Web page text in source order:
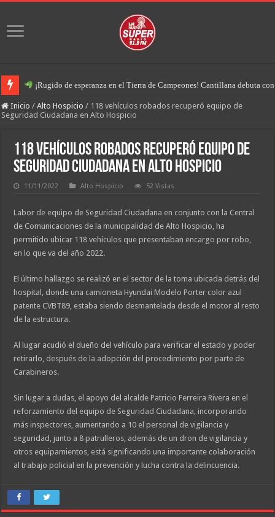
¡Rugido de esperanza en el Tierra de Campeones! Cantillana debuta
Inicio / Alto Hospicio / 118 vehículos robados recuperó equipo de
Seguridad Ciudadana en Alto Hospicio
118 vehículos robados recuperó equipo de
Seguridad Ciudadana en Alto Hospicio
11/11/2022 Alto Hospicio 52 Vistas
Labor de equipo de Seguridad Ciudadana en conjunto con la Central
de Comunicaciones de la municipalidad de Alto Hospicio, ha
permitido ubicar 118 vehículos que presentaban encargo por robo,
en lo que va del año 2022.
El último hallazgo se realizó en el sector de la toma ubicada detrás del
hospital, donde una camioneta Hyundai Modelo Porter color azul
patente CVBT89, estaba siendo desmantelada desde el motor al resto
de la estructura.
Al lugar acudió el dueño del vehículo para verificar el estado y poder
retirarlo, después de la adopción del procedimiento por parte de
Carabineros.
Sin lugar a dudas, el apoyo del alcalde Patricio Ferreira Rivera en el
reforzamiento del equipo de Seguridad Ciudadana, incorporando
más inspectores, aumentando a 10 el personal de vigilancia y
seguridad, junto a 8 patrulleros, además de un dron de vigilancia y
otros equipamientos, está significando una importante colaboración
al trabajo policial en la prevención y lucha contra la delincuencia.